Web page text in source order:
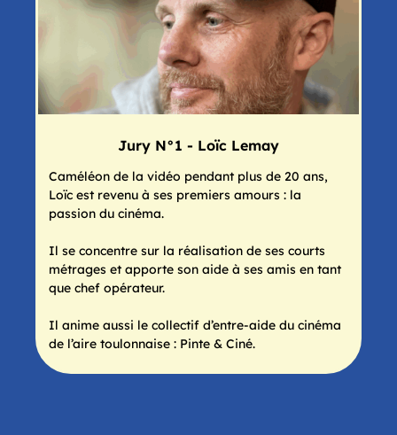
Jury N°1 - Loïc Lemay
Caméléon de la vidéo pendant plus de 20 ans,
Loïc est revenu à ses premiers amours : la
passion du cinéma.
Il se concentre sur la réalisation de ses courts
métrages et apporte son aide à ses amis en tant
que chef opérateur.
Il anime aussi le collectif d’entre-aide du cinéma
de l’aire toulonnaise : Pinte & Ciné.